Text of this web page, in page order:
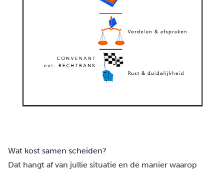
Wat kost samen scheiden?
Dat hangt af van jullie situatie en de manier waarop